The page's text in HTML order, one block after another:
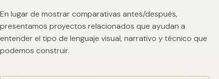
En lugar de mostrar comparativas antes/después,
presentamos proyectos relacionados que ayudan a
entender el tipo de lenguaje visual, narrativo y técnico que
podemos construir.